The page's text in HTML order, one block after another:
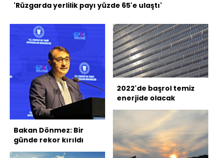
'Rüzgarda yerlilik payı yüzde 65'e ulaştı'
Bakan Dönmez: Bir
günde rekor kırıldı
2022'de başrol temiz
enerjide olacak